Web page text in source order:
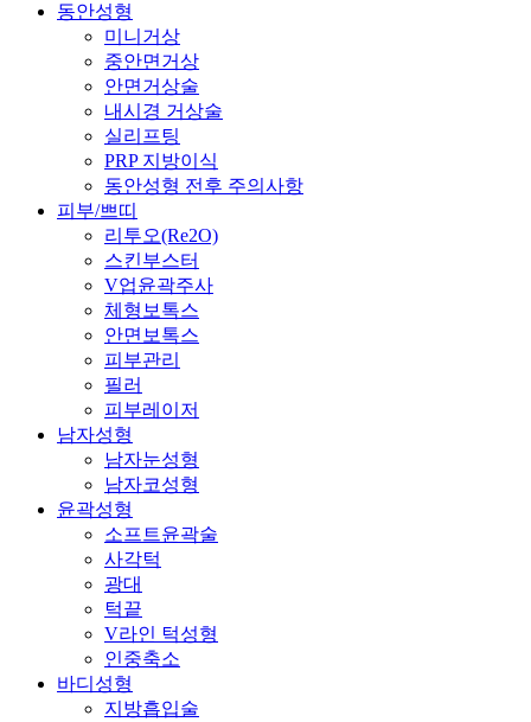
동안성형
미니거상
중안면거상
안면거상술
내시경 거상술
실리프팅
PRP 지방이식
동안성형 전후 주의사항
피부/쁘띠
리투오(Re2O)
스킨부스터
V업윤곽주사
체형보톡스
안면보톡스
피부관리
필러
피부레이저
남자성형
남자눈성형
남자코성형
윤곽성형
소프트윤곽술
사각턱
광대
턱끝
V라인 턱성형
인중축소
바디성형
지방흡입술